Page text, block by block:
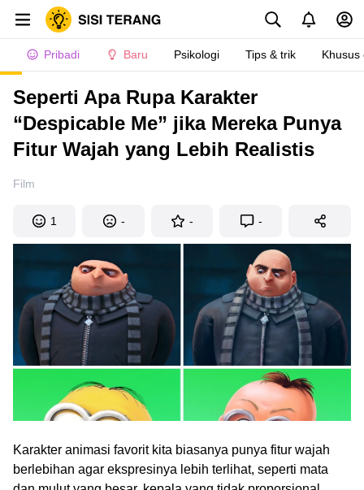
Pribadi Baru Psikologi Tips & trik Khusus
Seperti Apa Rupa Karakter
“Despicable Me” jika Mereka Punya
Fitur Wajah yang Lebih Realistis
Film
1 - - -
Karakter animasi favorit kita biasanya punya fitur wajah
berlebihan agar ekspresinya lebih terlihat, seperti mata